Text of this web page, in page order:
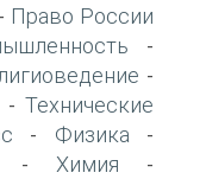
- Право России
-
-
- Технические
- Физика -
- Химия -